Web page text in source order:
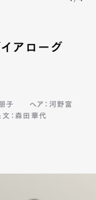
アローグ
子
ヘア：河野富
：森田華代